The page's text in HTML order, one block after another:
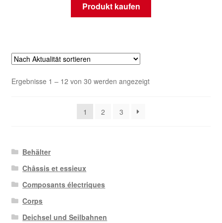
Produkt kaufen
Ergebnisse 1 – 12 von 30 werden angezeigtNach
1
2 3
Behälter
Châssis et essieux
Composants électriques
Corps
Deichsel und Seilbahnen